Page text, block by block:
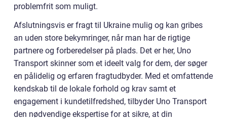
problemfrit som muligt.
Afslutningsvis er fragt til Ukraine mulig og kan gribes
an uden store bekymringer, når man har de rigtige
partnere og forberedelser på plads. Det er her, Uno
Transport skinner som et ideelt valg for dem, der søger
en pålidelig og erfaren fragtudbyder. Med et omfattende
kendskab til de lokale forhold og krav samt et
engagement i kundetilfredshed, tilbyder Uno Transport
den nødvendige ekspertise for at sikre, at din